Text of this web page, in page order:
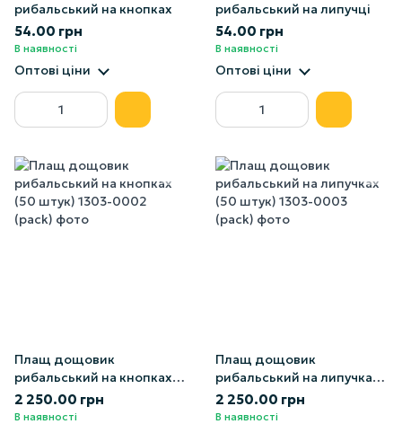
рибальський на кнопках
54.00 грн
В наявності
Оптові ціни
рибальський на липучці
54.00 грн
В наявності
Оптові ціни
Плащ дощовик
рибальський на кнопках
(50 штук)
2 250.00 грн
В наявності
Плащ дощовик
рибальський на липучках
(50 штук)
2 250.00 грн
В наявності